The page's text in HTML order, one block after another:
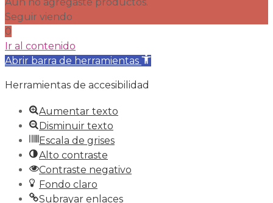
Seguir viendo
0
Ir al contenido
Abrir barra de herramientas
Herramientas de accesibilidad
Aumentar texto
Disminuir texto
Escala de grises
Alto contraste
Contraste negativo
Fondo claro
Subrayar enlaces